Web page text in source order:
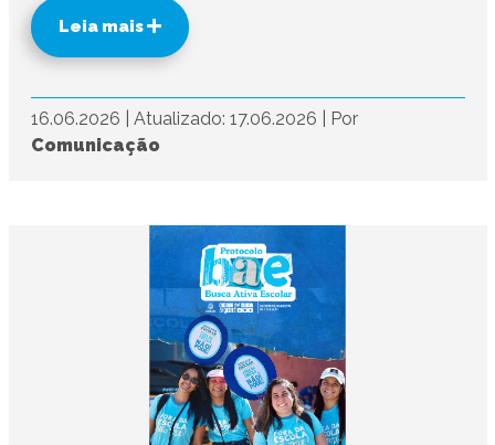
Leia mais
16.06.2026 Atualizado: 17.06.2026
Por
Comunicação